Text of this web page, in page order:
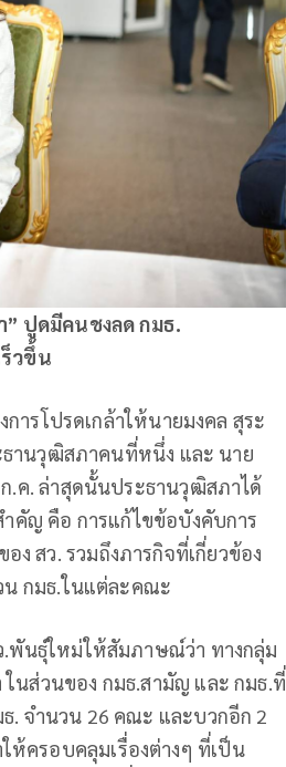
ปูดมีคนชงลด กมธ.
วขึ้น
ารโปรดเกล้าให้นายมงคล สุระ
ธานวุฒิสภาคนที่หนึ่ง และ นาย
.ค. ล่าสุดนั้นประธานวุฒิสภาได้
คัญ คือ การแก้ไขข้อบังคับการ
สว. รวมถึงภารกิจที่เกี่ยวข้อง
น กมธ.ในแต่ละคณะ
พันธุ์ใหม่ให้สัมภาษณ์ว่า ทางกลุ่ม
นส่วนของ กมธ.สามัญ และ กมธ.ที่
. จำนวน 26 คณะ และบวกอีก 2
ครอบคลุมเรื่องต่างๆ ที่เป็น